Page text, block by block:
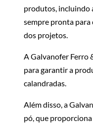
produtos, incluindo
sempre pronta para
dos projetos.
A Galvanofer Ferro
para garantir a
calandradas.
Além disso, a
pó, que